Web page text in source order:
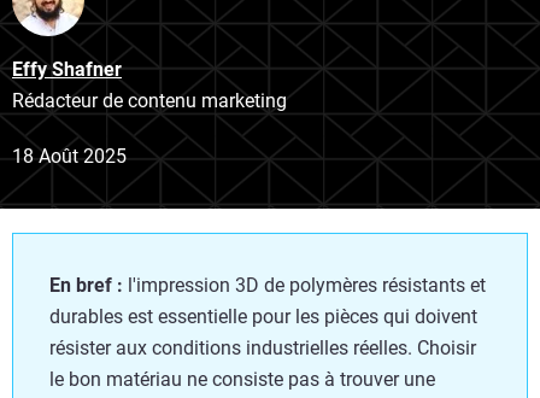
Effy Shafner
Rédacteur de contenu marketing
18 Août 2025
En bref : l'impression 3D de polymères résistants et
durables est essentielle pour les pièces qui doivent
résister aux conditions industrielles réelles. Choisir
le bon matériau ne consiste pas à trouver une